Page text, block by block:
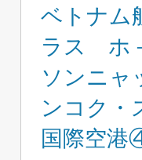
ベトナム
ラス ホ
ソンニャ
ンコク・
国際空